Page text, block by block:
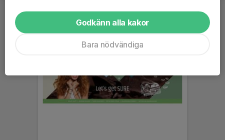
Godkänn alla kakor
Bara nödvändiga